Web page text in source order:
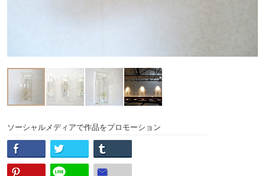
ソーシャルメディアで作品をプロモーション